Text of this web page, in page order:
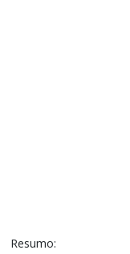
Resumo: